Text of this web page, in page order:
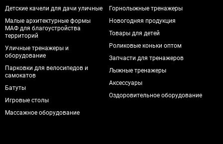
Детские качели для дачи уличные
Малые архитектурные формы
МАФ для благоустройства
территорий
Уличные тренажеры и
оборудование
Парковки для велосипедов и
самокатов
Батуты
Игровые столы
Массажное оборудование
Горнолыжные тренажеры
Новогодняя продукция
Товары для детей
Роликовые коньки оптом
Запчасти для тренажеров
Лыжные тренажеры
Аксессуары
Оздоровительное оборудование